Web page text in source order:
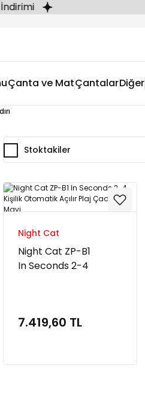
Çanta ve MatÇantalarDiğer
Stoktakiler
Night Cat
Night Cat ZP-B1
In Seconds 2-4
7.419,60 TL